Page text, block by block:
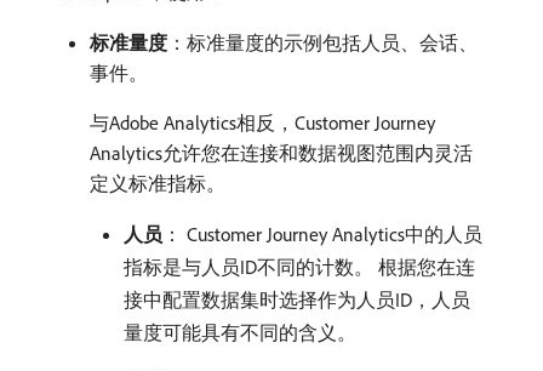
标准量度 ：标准量度的示例包括人员、会话、
事件。
与Adobe Analytics相反，Customer Journey
Analytics允许您在连接和数据视图范围内灵活
定义标准指标。
人员 ： Customer Journey Analytics中的人员
指标是与人员ID不同的计数。 根据您在连
接中配置数据集时选择作为人员ID，人员
量度可能具有不同的含义。